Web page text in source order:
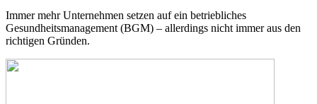
Immer mehr Unternehmen setzen auf ein betriebliches
Gesundheitsmanagement (BGM) – allerdings nicht immer aus den
richtigen Gründen.